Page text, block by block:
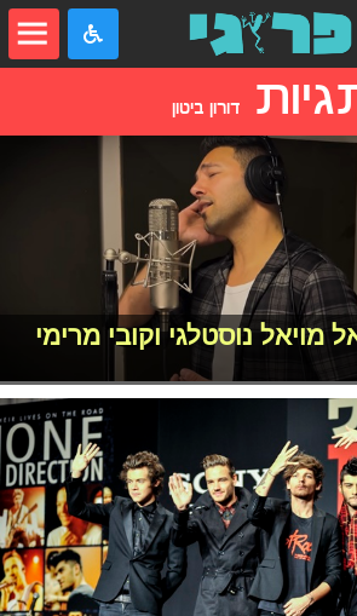
דורון ביטון
מויאל נוסטלגי וקובי מרימי